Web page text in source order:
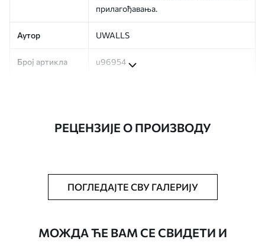
прилагођавања.
Аутор UWALLS
Број артикла u96954
Тапета се може нежно очистити меким
сунђером. Позадине са завршном
водом.
РЕЦЕНЗИЈЕ О ПРОИЗВОДУ
ПОГЛЕДАЈТЕ СВУ ГАЛЕРИЈУ
МОЖДА ЋЕ ВАМ СЕ СВИДЕТИ И